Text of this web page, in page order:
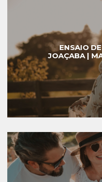
ENSAIO
JOAÇABA |